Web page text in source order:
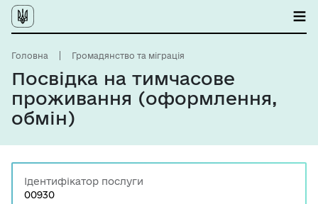
Головна Громадянство та міграція
Посвідка на тимчасове
проживання (оформлення,
обмін)
Ідентифікатор послуги
00930